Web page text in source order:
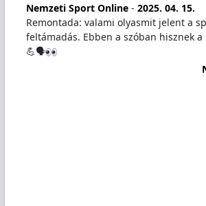
Nemzeti Sport Online- 2025. 04. 15.
Remontada: valami olyasmit jelent a
feltámadás. Ebben a szóban hisznek
💪🗣️